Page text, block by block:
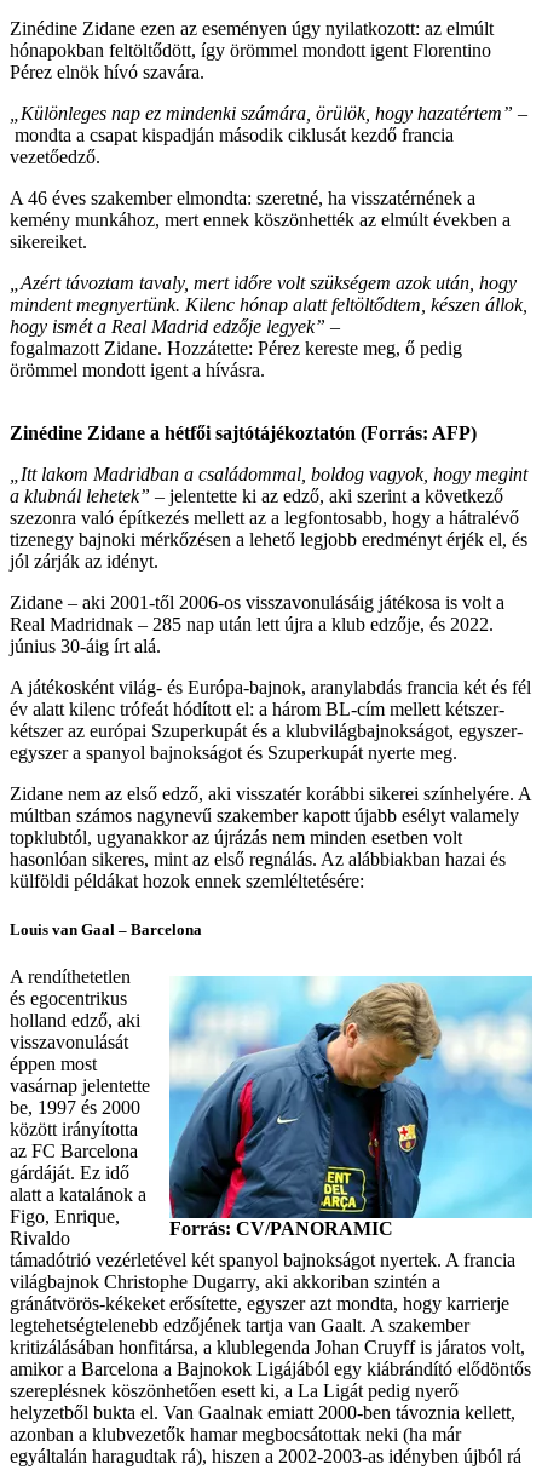
Zinédine Zidane ezen az eseményen úgy nyilatkozott: az elmúlt
hónapokban feltöltődött, így örömmel mondott igent Florentino
Pérez elnök hívó szavára.
„Különleges nap ez mindenki számára, örülök, hogy hazatértem” –
mondta a csapat kispadján második ciklusát kezdő francia
vezetőedző.
A 46 éves szakember elmondta: szeretné, ha visszatérnének a
kemény munkához, mert ennek köszönhették az elmúlt években a
sikereiket.
„Azért távoztam tavaly, mert időre volt szükségem azok után, hogy
mindent megnyertünk. Kilenc hónap alatt feltöltődtem, készen állok,
hogy ismét a Real Madrid edzője legyek” –
fogalmazott Zidane. Hozzátette: Pérez kereste meg, ő pedig
örömmel mondott igent a hívásra.
Zinédine Zidane a hétfői sajtótájékoztatón (Forrás: AFP)
„Itt lakom Madridban a családommal, boldog vagyok, hogy megint
a klubnál lehetek” – jelentette ki az edző, aki szerint a következő
szezonra való építkezés mellett az a legfontosabb, hogy a hátralévő
tizenegy bajnoki mérkőzésen a lehető legjobb eredményt érjék el, és
jól zárják az idényt.
Zidane – aki 2001-től 2006-os visszavonulásáig játékosa is volt a
Real Madridnak – 285 nap után lett újra a klub edzője, és 2022.
június 30-áig írt alá.
A játékosként világ- és Európa-bajnok, aranylabdás francia két és fél
év alatt kilenc trófeát hódított el: a három BL-cím mellett kétszer-
kétszer az európai Szuperkupát és a klubvilágbajnokságot, egyszer-
egyszer a spanyol bajnokságot és Szuperkupát nyerte meg.
Zidane nem az első edző, aki visszatér korábbi sikerei színhelyére. A
múltban számos nagynevű szakember kapott újabb esélyt valamely
topklubtól, ugyanakkor az újrázás nem minden esetben volt
hasonlóan sikeres, mint az első regnálás. Az alábbiakban hazai és
külföldi példákat hozok ennek szemléltetésére:
Louis van Gaal – Barcelona
Forrás: CV/PANORAMIC
A rendíthetetlen
és egocentrikus
holland edző, aki
visszavonulását
éppen most
vasárnap jelentette
be, 1997 és 2000
között irányította
az FC Barcelona
gárdáját. Ez idő
alatt a katalánok a
Figo, Enrique,
Rivaldo
támadótrió vezérletével két spanyol bajnokságot nyertek. A francia
világbajnok Christophe Dugarry, aki akkoriban szintén a
gránátvörös-kékeket erősítette, egyszer azt mondta, hogy karrierje
legtehetségtelenebb edzőjének tartja van Gaalt. A szakember
kritizálásában honfitársa, a klublegenda Johan Cruyff is járatos volt,
amikor a Barcelona a Bajnokok Ligájából egy kiábrándító elődöntős
szereplésnek köszönhetően esett ki, a La Ligát pedig nyerő
helyzetből bukta el. Van Gaalnak emiatt 2000-ben távoznia kellett,
azonban a klubvezetők hamar megbocsátottak neki (ha már
egyáltalán haragudtak rá), hiszen a 2002-2003-as idényben újból rá